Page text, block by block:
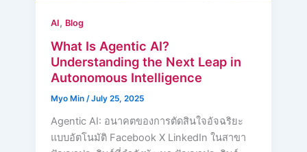
AI, Blog
What Is Agentic AI?
Understanding the Next Leap in
Autonomous Intelligence
Myo Min/July 25, 2025
Agentic AI: อนาคตของการตัดสินใจอัจฉริยะ
แบบอัตโนมัติ Facebook X LinkedIn ในสาขา